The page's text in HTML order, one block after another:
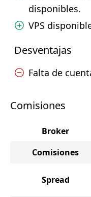
disponibles.
VPS
Desventajas
Falta de
Comisiones
Broker
Comisiones
Spread